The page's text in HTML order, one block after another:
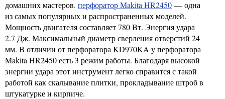
домашних мастеров. перфоратор Makita HR2450 — одна
из самых популярных и распространенных моделей.
Мощность двигателя составляет 780 Вт. Энергия удара
2.7 Дж. Максимальный диаметр сверления отверстий 24
мм. В отличии от перфоратора KD970KA у перфоратора
Makita HR2450 есть 3 режим работы. Благодаря высокой
энергии удара этот инструмент легко справится с такой
работой как скалывание плитки, прокладывание штроб в
штукатурке и кирпиче.